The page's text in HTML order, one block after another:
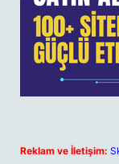
Reklam ve İletişim: